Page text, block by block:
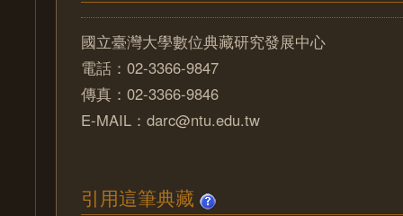
國立臺灣大學數位典藏研究發展中心
電話：02-3366-9847
傳真：02-3366-9846
E-MAIL：darc@ntu.edu.tw
引用這筆典藏